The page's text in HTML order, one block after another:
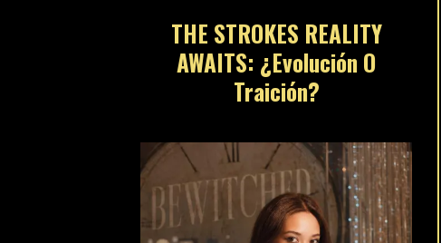
THE STROKES REALITY
AWAITS: ¿Evolución O
Traición?